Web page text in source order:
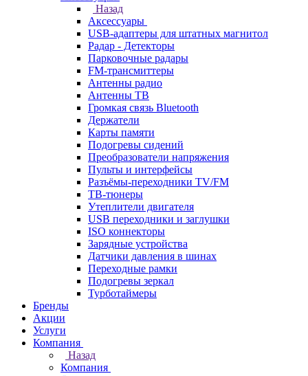
Назад
Аксессуары
USB-адаптеры для штатных магнитол
Радар - Детекторы
Парковочные радары
FM-трансмиттеры
Антенны радио
Антенны ТВ
Громкая связь Bluetooth
Держатели
Карты памяти
Подогревы сидений
Преобразователи напряжения
Пульты и интерфейсы
Разъёмы-переходники TV/FM
ТВ-тюнеры
Утеплители двигателя
USB переходники и заглушки
ISO коннекторы
Зарядные устройства
Датчики давления в шинах
Переходные рамки
Подогревы зеркал
Турботаймеры
Бренды
Акции
Услуги
Компания
Назад
Компания